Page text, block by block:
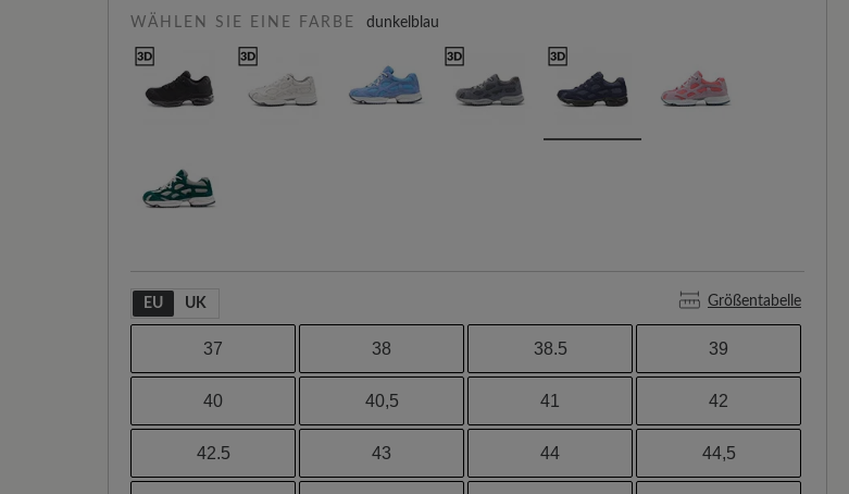
WÄHLEN SIE EINE FARBE dunkelblau
EU UK Größentabelle
37 38 38.5 39
40 40,5 41 42
42.5 43 44 44,5